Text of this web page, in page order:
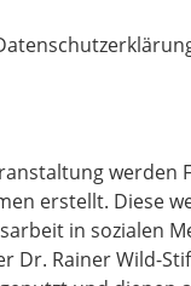
werden
erstellt. Diese
in sozialen
Dr. Rainer Wild-